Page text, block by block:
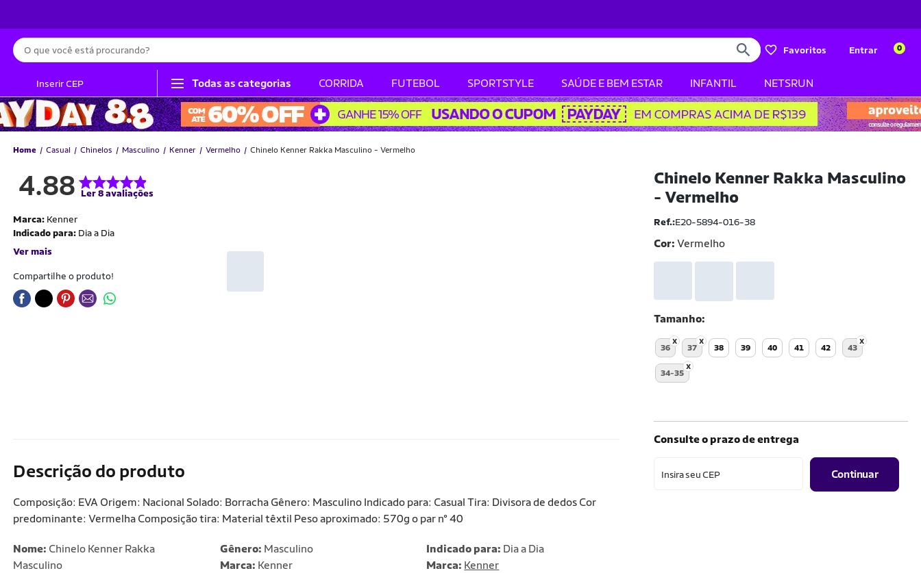
Busca
Favoritos Entrar 0
Inserir CEP Todas as categorias CORRIDA FUTEBOL SPORTSTYLE SAÚDE E BEM ESTAR INFANTIL NETSRUN
Home Casual Chinelos Masculino Kenner Vermelho Chinelo Kenner Rakka Masculino - Vermelho
4.88 Ler 8 avaliações
Marca: Kenner
Indicado para: Dia a Dia
Ver mais
Compartilhe o produto!
Chinelo Kenner Rakka Masculino
- Vermelho
Ref.:E20-5894-016-38
Cor:Vermelho
Tamanho
36 37 38 39 40 41 42 43
34-35
Consulte o prazo de entrega
Insira seu CEP Continuar
Descrição do produto
Composição: EVA Origem: Nacional Solado: Borracha Gênero: Masculino Indicado para: Casual Tira: Divisora de dedos Cor
predominante: Vermelha Composição tira: Material têxtil Peso aproximado: 570g o par n° 40
Nome: Chinelo Kenner Rakka
Masculino
Gênero: Masculino
Marca: Kenner
Indicado para: Dia a Dia
Marca: Kenner